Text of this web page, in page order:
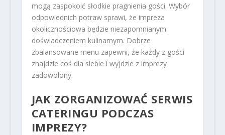
mogą zaspokoić słodkie pragnienia gości. Wybór
odpowiednich potraw sprawi, że impreza
okolicznościowa będzie niezapomnianym
doświadczeniem kulinarnym. Dobrze
zbalansowane menu zapewni, że każdy z gości
znajdzie coś dla siebie i wyjdzie z imprezy
zadowolony.
JAK ZORGANIZOWAĆ SERWIS
CATERINGU PODCZAS
IMPREZY?